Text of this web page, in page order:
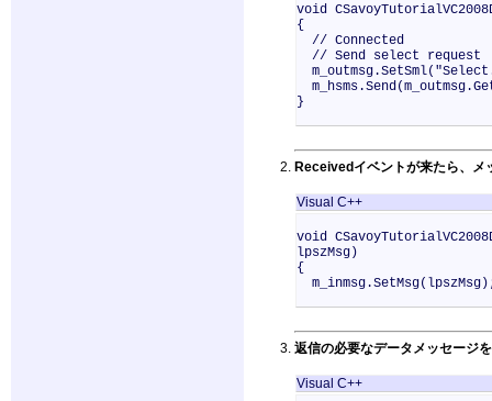
void
{
// Connected
// Send select request
}
Receivedイベントが来たら、メ
Visual C++
void
lpszMsg)
{
返信の必要なデータメッセージ
Visual C++